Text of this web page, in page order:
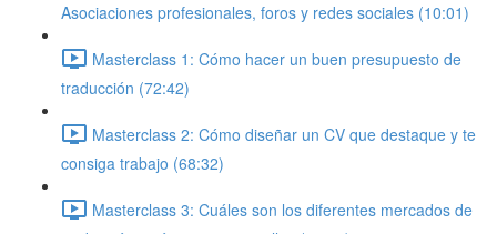
Asociaciones profesionales, foros y redes sociales (10:01)
Masterclass 1: Cómo hacer un buen presupuesto de
traducción (72:42)
Masterclass 2: Cómo diseñar un CV que destaque y te
consiga trabajo (68:32)
Masterclass 3: Cuáles son los diferentes mercados de